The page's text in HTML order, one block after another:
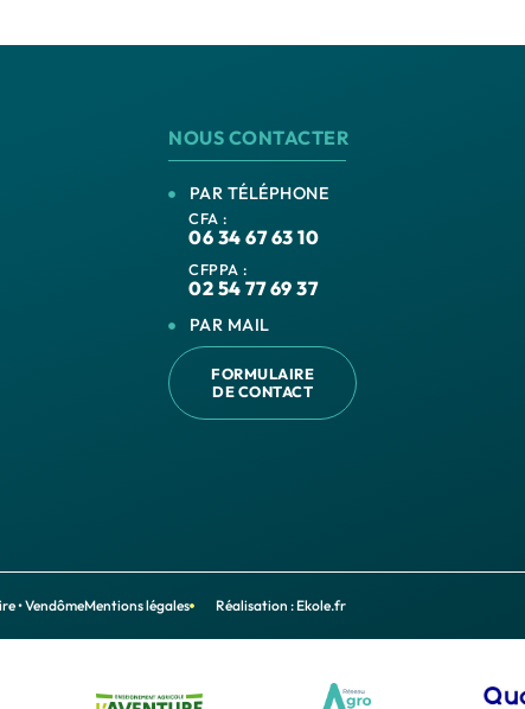
NOUS CONTACTER
PAR TÉLÉPHONE
CFA :
06 34 67 63 10
CFPPA :
02 54 77 69 37
PAR MAIL
FORMULAIRE
DE CONTACT
• VendômeMentions légales Réalisation : Ekole.fr